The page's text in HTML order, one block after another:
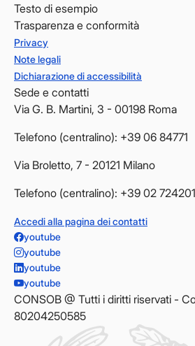
Testo di esempio
Trasparenza e conformità
Privacy
Note legali
Dichiarazione di accessibilità
Sede e contatti
Via G. B. Martini, 3 - 00198 Roma
Telefono (centralino): +39 06 84771
Via Broletto, 7 - 20121 Milano
Telefono (centralino): +39 02 724201
Accedi alla pagina dei contatti
youtube
youtube
youtube
youtube
CONSOB @ Tutti i diritti riservati -
80204250585